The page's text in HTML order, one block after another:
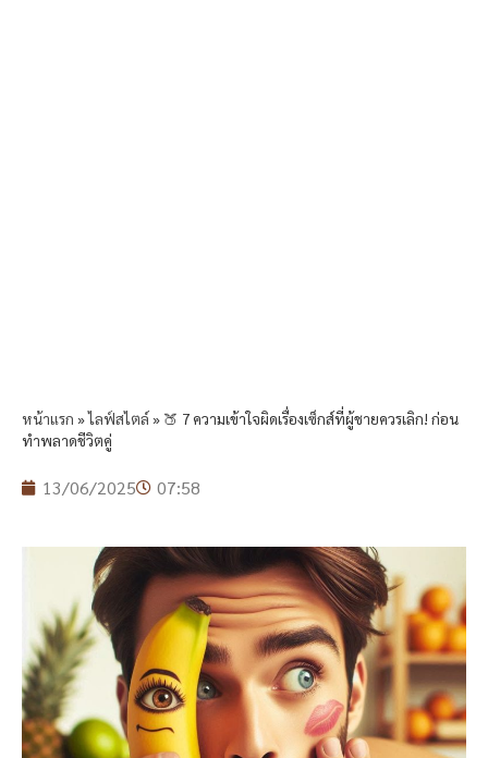
หน้าแรก »ไลฟ์สไตล์» 🍑 7 ความเข้าใจผิดเรื่องเซ็กส์ที่ผู้ชายควรเลิก! ก่อน
ทำพลาดชีวิตคู่
13/06/2025 07:58